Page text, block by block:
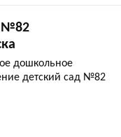
№82
дошкольное
детский сад №82